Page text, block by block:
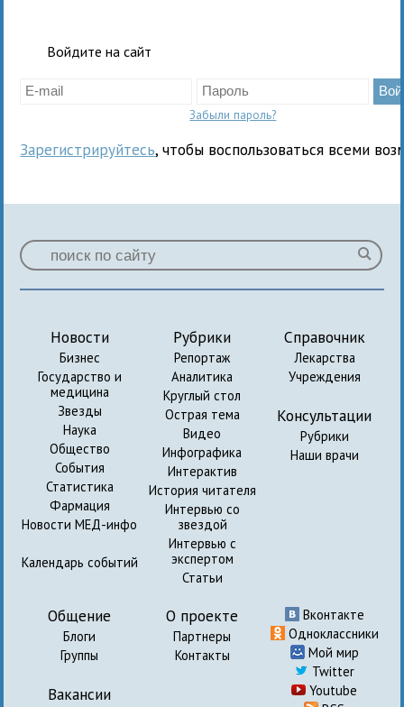
Войдите на сайт
Забыли пароль?
Зарегистрируйтесь, чтобы воспользоваться всеми
Новости
Бизнес
Государство и
медицина
Звезды
Наука
Общество
События
Статистика
Фармация
Новости МЕД-инфо
Календарь событий
Рубрики
Репортаж
Аналитика
Круглый стол
Острая тема
Видео
Инфографика
Интерактив
История читателя
Интервью со
звездой
Интервью с
экспертом
Статьи
Справочник
Лекарства
Учреждения
Консультации
Рубрики
Наши врачи
Общение
Блоги
Группы
Вакансии
О проекте
Партнеры
Контакты
Вконтакте
Одноклассники
Мой мир
Twitter
Youtube